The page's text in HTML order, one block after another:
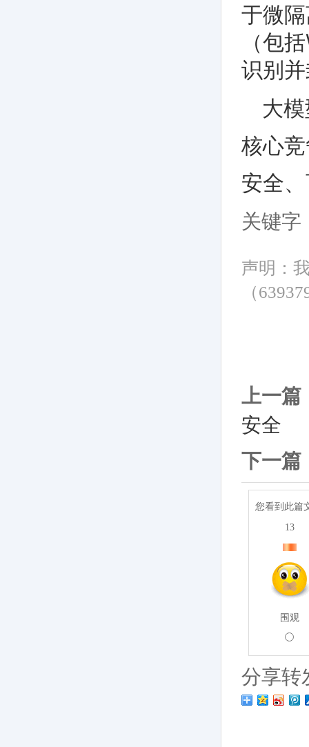
于微
（包
识别
大
核心
安全
关键字
声明：
（
上一篇
安全
下一篇
您看到此篇
13
围观
分享转